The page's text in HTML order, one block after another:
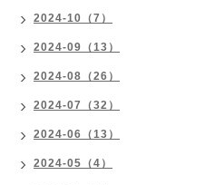
2024-10（7）
2024-09（13）
2024-08（26）
2024-07（32）
2024-06（13）
2024-05（4）